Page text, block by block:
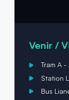
Venir /
Tram A
Station
Bus